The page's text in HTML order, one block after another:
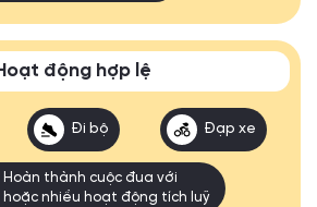
động hợp lệ
Đi bộ Đạp xe
Hoàn thành cuộc đua với
hoặc nhiều hoạt động tích luỹ